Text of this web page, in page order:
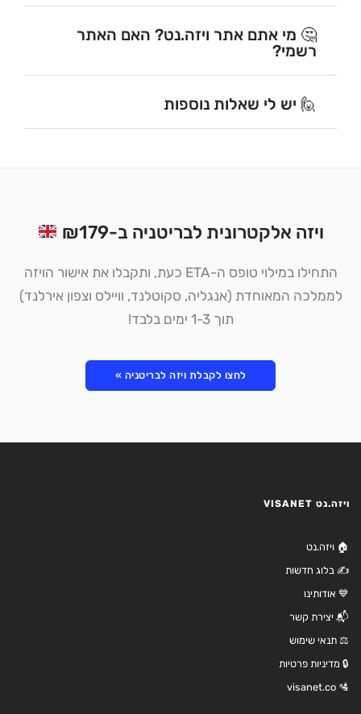
🤔 מי אתם אתר ויזה.נט? האם האתר
רשמי?
🙋 יש לי שאלות נוספות
ויזה אלקטרונית לבריטניה ב-₪179
התחילו במילוי טופס ה-ETA כעת, ותקבלו את אישור הויזה
לממלכה המאוחדת (אנגליה, סקוטלנד, וויילס וצפון אירלנד)
תוך 1-3 ימים בלבד!
לחצו לקבלת ויזה לבריטניה »
ויזה.נט VISANET
🏠 ויזה.נט
✍️ בלוג חדשות
💙 אודותינו
📬 יצירת קשר
⚖️ תנאי שימוש
🔒 מדיניות פרטיות
🛂 visanet.co